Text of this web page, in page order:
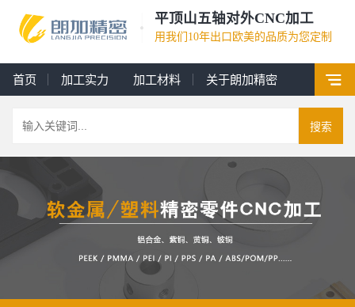
平顶山五轴对外CNC加工
用我们10年出口欧美的品质为您定制
首页 加工实力 加工材料 关于朗加精密
搜索